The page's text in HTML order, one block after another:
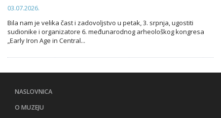
03.07.2026.
Bila nam je velika čast i zadovoljstvo u petak, 3. srpnja, ugostiti
sudionike i organizatore 6. međunarodnog arheološkog kongresa
„Early Iron Age in Central...
NASLOVNICA
O MUZEJU